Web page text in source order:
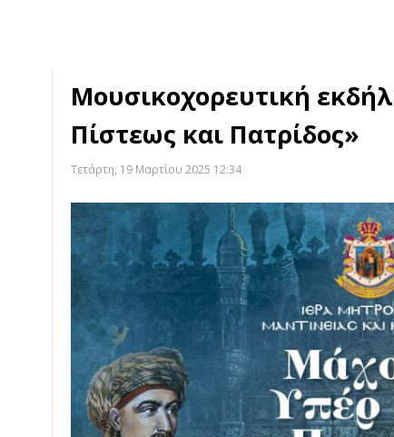
Μουσικοχορευτική
Πίστεως και Πατρίδος»
Τετάρτη, 19 Μαρτίου 2025 12:34